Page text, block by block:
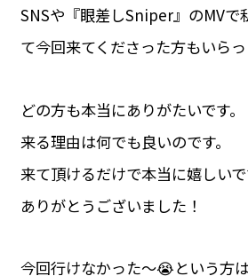
SNSや『眼差しSniper』のMVで
て今回来てくださった方もいらっ
どの方も本当にありがたいです。
来る理由は何でも良いのです。
来て頂けるだけで本当に嬉しい
ありがとうございました！
今回行けなかった〜😭という方は